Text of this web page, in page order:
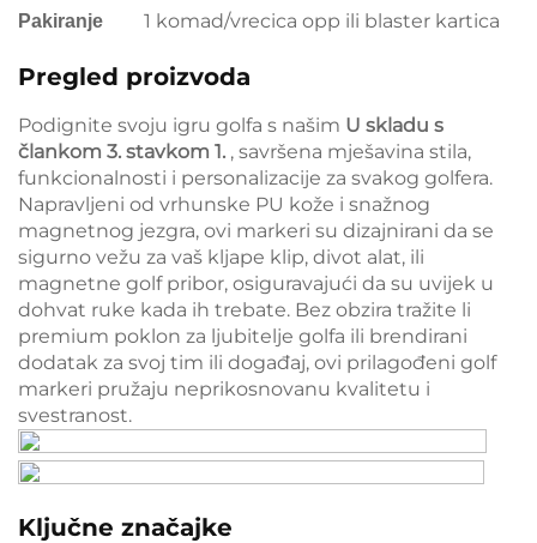
Pakiranje 1 komad/vrecica opp ili blaster kartica
Pregled proizvoda
Podignite svoju igru golfa s našim U skladu s
člankom 3. stavkom 1. , savršena mješavina stila,
funkcionalnosti i personalizacije za svakog golfera.
Napravljeni od vrhunske PU kože i snažnog
magnetnog jezgra, ovi markeri su dizajnirani da se
sigurno vežu za vaš kljape klip, divot alat, ili
magnetne golf pribor, osiguravajući da su uvijek u
dohvat ruke kada ih trebate. Bez obzira tražite li
premium poklon za ljubitelje golfa ili brendirani
dodatak za svoj tim ili događaj, ovi prilagođeni golf
markeri pružaju neprikosnovanu kvalitetu i
svestranost.
Ključne značajke